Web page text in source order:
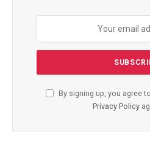
By signing up, you agree
Privacy Policy